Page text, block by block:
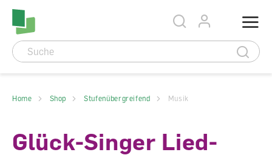
Accesskey Navigation
Seitenanfang
Direkt
Hauptnavigation
Direkt
zum
Hauptinhalt
Direkt
zum
Direkt
Home Shop Stufenübergreifend Musik
Glück-Singer Lied-